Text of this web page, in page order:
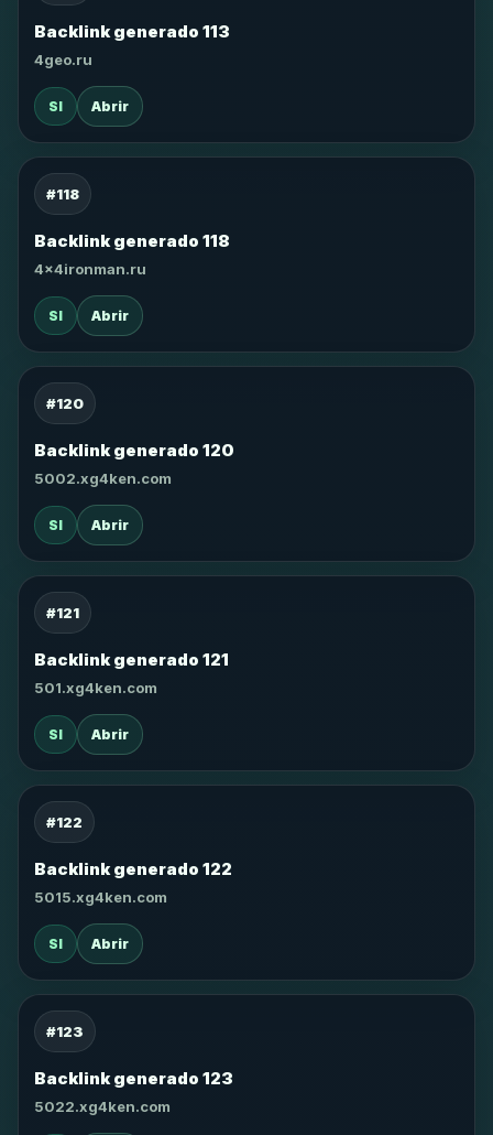
Backlink generado 113
4geo.ru
SI Abrir
#118
Backlink generado 118
4x4ironman.ru
SI Abrir
#120
Backlink generado 120
5002.xg4ken.com
SI Abrir
#121
Backlink generado 121
501.xg4ken.com
SI Abrir
#122
Backlink generado 122
5015.xg4ken.com
SI Abrir
#123
Backlink generado 123
5022.xg4ken.com